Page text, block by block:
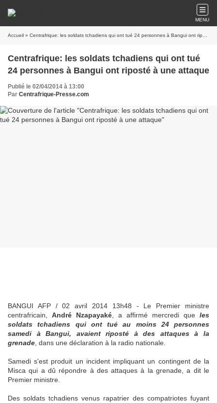
MENU
Accueil » Centrafrique: les soldats tchadiens qui ont tué 24 personnes à Bangui ont riposté à une attaque
Centrafrique: les soldats tchadiens qui ont tué
24 personnes à Bangui ont riposté à une attaque
Publié le 02/04/2014 à 13:00
Par Centrafrique-Presse.com
BANGUI AFP / 02 avril 2014 13h48 - Le Premier ministre
centrafricain, André Nzapayaké , a affirmé mercredi que les
soldats tchadiens qui ont tué au moins 24 personnes
samedi à Bangui, avaient riposté à des attaques à la
grenade , dans une déclaration à la radio nationale.
Samedi s'est produit un incident impliquant un contingent de la
Misca qui a dû répondre à des attaques à la grenade, a dit le
Premier ministre.
Des soldats tchadiens venus rapatrier des compatriotes fuyant